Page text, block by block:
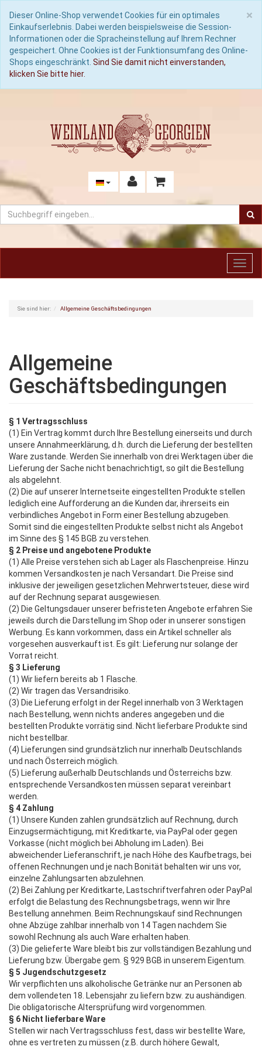
×
Dieser Online-Shop verwendet Cookies für ein optimales
Einkaufserlebnis. Dabei werden beispielsweise die Session-
Informationen oder die Spracheinstellung auf Ihrem Rechner
gespeichert. Ohne Cookies ist der Funktionsumfang des Online-
Shops eingeschränkt. Sind Sie damit nicht einverstanden,
klicken Sie bitte hier.
Sie sind hier: Allgemeine Geschäftsbedingungen
Allgemeine
Geschäftsbedingungen
§ 1 Vertragsschluss
(1) Ein Vertrag kommt durch Ihre Bestellung einerseits und durch
unsere Annahmeerklärung, d.h. durch die Lieferung der bestellten
Ware zustande. Werden Sie innerhalb von drei Werktagen über die
Lieferung der Sache nicht benachrichtigt, so gilt die Bestellung
als abgelehnt.
(2) Die auf unserer Internetseite eingestellten Produkte stellen
lediglich eine Aufforderung an die Kunden dar, ihrerseits ein
verbindliches Angebot in Form einer Bestellung abzugeben.
Somit sind die eingestellten Produkte selbst nicht als Angebot
im Sinne des § 145 BGB zu verstehen.
§ 2 Preise und angebotene Produkte
(1) Alle Preise verstehen sich ab Lager als Flaschenpreise. Hinzu
kommen Versandkosten je nach Versandart. Die Preise sind
inklusive der jeweiligen gesetzlichen Mehrwertsteuer, diese wird
auf der Rechnung separat ausgewiesen.
(2) Die Geltungsdauer unserer befristeten Angebote erfahren Sie
jeweils durch die Darstellung im Shop oder in unserer sonstigen
Werbung. Es kann vorkommen, dass ein Artikel schneller als
vorgesehen ausverkauft ist. Es gilt: Lieferung nur solange der
Vorrat reicht.
§ 3 Lieferung
(1) Wir liefern bereits ab 1 Flasche.
(2) Wir tragen das Versandrisiko.
(3) Die Lieferung erfolgt in der Regel innerhalb von 3 Werktagen
nach Bestellung, wenn nichts anderes angegeben und die
bestellten Produkte vorrätig sind. Nicht lieferbare Produkte sind
nicht bestellbar.
(4) Lieferungen sind grundsätzlich nur innerhalb Deutschlands
und nach Österreich möglich.
(5) Lieferung außerhalb Deutschlands und Österreichs bzw.
entsprechende Versandkosten müssen separat vereinbart
werden.
§ 4 Zahlung
(1) Unsere Kunden zahlen grundsätzlich auf Rechnung, durch
Einzugsermächtigung, mit Kreditkarte, via PayPal oder gegen
Vorkasse (nicht möglich bei Abholung im Laden). Bei
abweichender Lieferanschrift, je nach Höhe des Kaufbetrags, bei
offenen Rechnungen und je nach Bonität behalten wir uns vor,
einzelne Zahlungsarten abzulehnen.
(2) Bei Zahlung per Kreditkarte, Lastschriftverfahren oder PayPal
erfolgt die Belastung des Rechnungsbetrags, wenn wir Ihre
Bestellung annehmen. Beim Rechnungskauf sind Rechnungen
ohne Abzüge zahlbar innerhalb von 14 Tagen nachdem Sie
sowohl Rechnung als auch Ware erhalten haben.
(3) Die gelieferte Ware bleibt bis zur vollständigen Bezahlung und
Lieferung bzw. Übergabe gem. § 929 BGB in unserem Eigentum.
§ 5 Jugendschutzgesetz
Wir verpflichten uns alkoholische Getränke nur an Personen ab
dem vollendeten 18. Lebensjahr zu liefern bzw. zu aushändigen.
Die obligatorische Altersprüfung wird vorgenommen.
§ 6 Nicht lieferbare Ware
Stellen wir nach Vertragsschluss fest, dass wir bestellte Ware,
ohne es vertreten zu müssen (z.B. durch höhere Gewalt,